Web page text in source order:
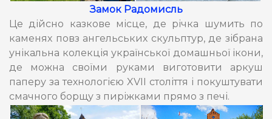
Замок Радомисль
Це дійсно казкове місце, де річка шумить по
каменях повз ангельських скульптур, де зібрана
унікальна колекція української домашньої ікони,
де можна своїми руками виготовити аркуш
паперу за технологією XVII століття і покуштувати
смачного борщу з пиріжками прямо з печі.